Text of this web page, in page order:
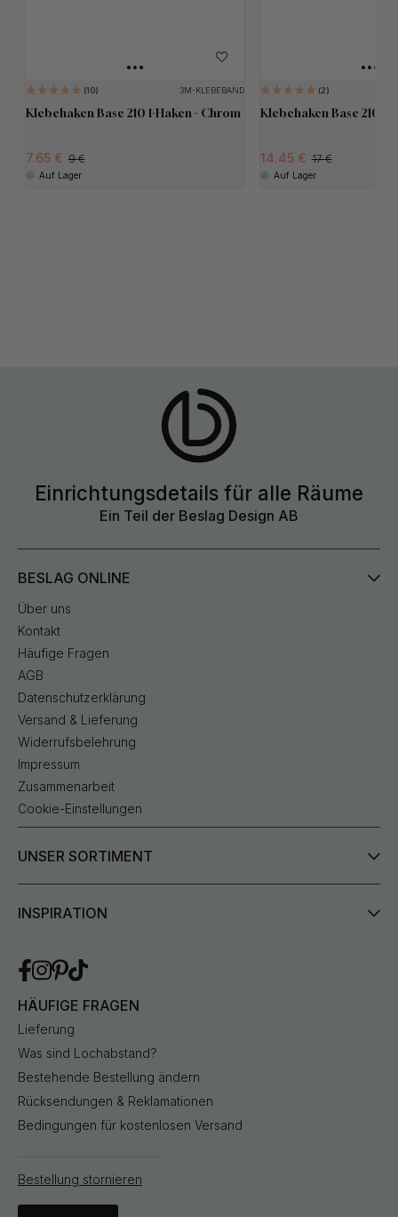
10 3M-KLEBEBAND
Klebehaken Base 210 1-Haken - Chrom
7.65 9
Auf Lager
2
Klebehaken Base 210
14.45 17
Auf Lager
Einrichtungsdetails für alle Räume
Ein Teil der Beslag Design AB
BESLAG ONLINE
Über uns
Kontakt
Häufige Fragen
AGB
Datenschutzerklärung
Versand & Lieferung
Widerrufsbelehrung
Impressum
Zusammenarbeit
Cookie-Einstellungen
UNSER SORTIMENT
INSPIRATION
HÄUFIGE FRAGEN
Lieferung
Was sind Lochabstand?
Bestehende Bestellung ändern
Rücksendungen & Reklamationen
Bedingungen für kostenlosen Versand
Bestellung stornieren